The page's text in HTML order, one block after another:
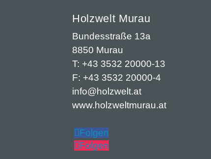
Holzwelt Murau
Bundesstraße 13a
8850 Murau
T: +43 3532 20000-13
F: +43 3532 20000-4
info@holzwelt.at
www.holzweltmurau.at
Folgen
Folgen